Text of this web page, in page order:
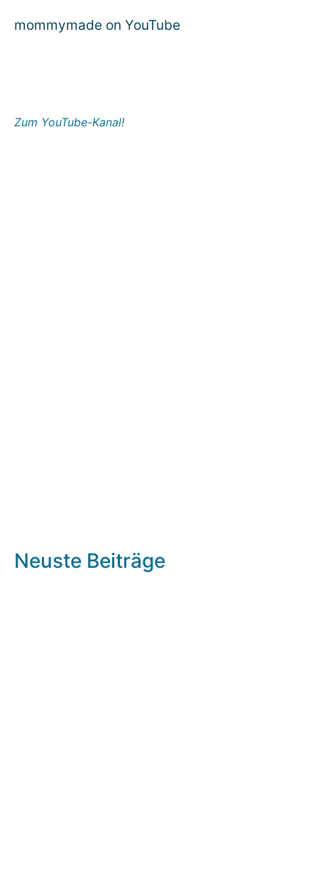
mommymade on YouTube
Zum YouTube-Kanal!
Neuste Beiträge